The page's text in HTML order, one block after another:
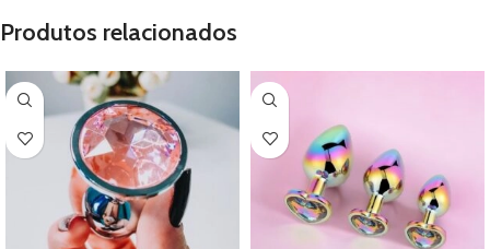
Produtos relacionados